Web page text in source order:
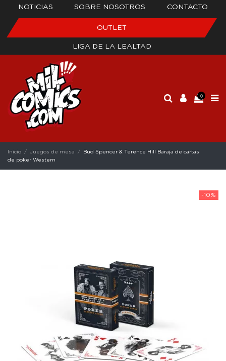
NOTICIAS SOBRE NOSOTROS CONTACTO
OUTLET
LIGA DE LA LEALTAD
0
Inicio Juegos de mesa
Bud Spencer & Terence Hill Baraja de cartas
de poker Western
-10%